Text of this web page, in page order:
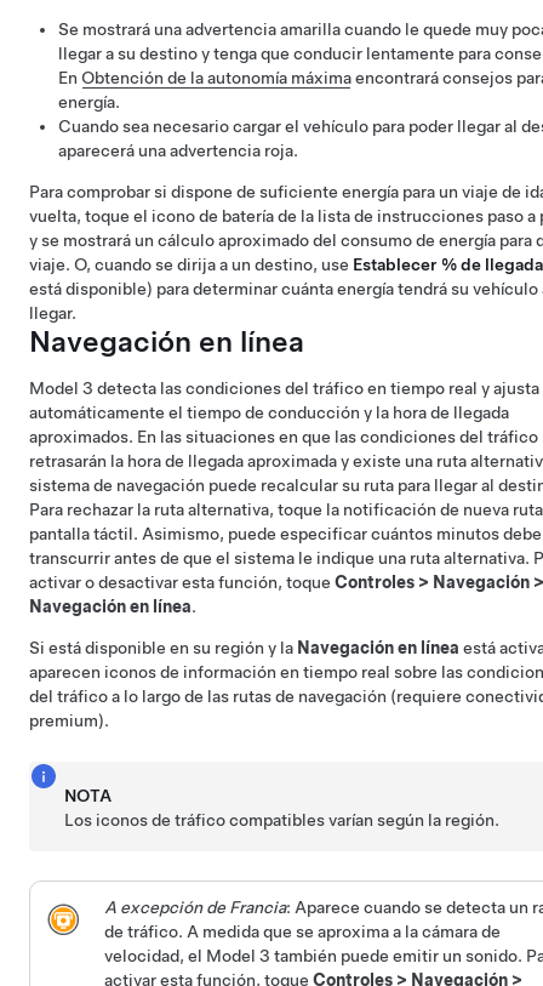
Se mostrará una advertencia amarilla cuando le quede muy
llegar a su destino y tenga que conducir lentamente para
En Obtención de la autonomía máximaencontrará consejos
energía.
Cuando sea necesario cargar el vehículo para poder llegar al
aparecerá una advertencia roja.
Para comprobar si dispone de suficiente energía para un viaje de
vuelta, toque el icono de batería de la lista de instrucciones paso a
y se mostrará un cálculo aproximado del consumo de energía para
viaje. O, cuando se dirija a un destino, use Establecer % de llegada
está disponible) para determinar cuánta energía tendrá su vehículo
llegar.
Navegación en línea
Model 3 detecta las condiciones del tráfico en tiempo real y ajusta
automáticamente el tiempo de conducción y la hora de llegada
aproximados. En las situaciones en que las condiciones del tráfico
retrasarán la hora de llegada aproximada y existe una ruta
sistema de navegación puede recalcular su ruta para llegar al
Para rechazar la ruta alternativa, toque la notificación de nueva
pantalla táctil. Asimismo, puede especificar cuántos minutos
transcurrir antes de que el sistema le indique una ruta alternativa.
activar o desactivar esta función, toque Controles > Navegación >
Navegación en línea.
Si está disponible en su región y la Navegación en línea está
aparecen iconos de información en tiempo real sobre las
del tráfico a lo largo de las rutas de navegación (requiere
premium).
NOTA
Los iconos de tráfico compatibles varían según la región.
A excepción de Francia: Aparece cuando se detecta un
de tráfico. A medida que se aproxima a la cámara de
velocidad, el Model 3 también puede emitir un sonido.
activar esta función, toqueControles > Navegación >